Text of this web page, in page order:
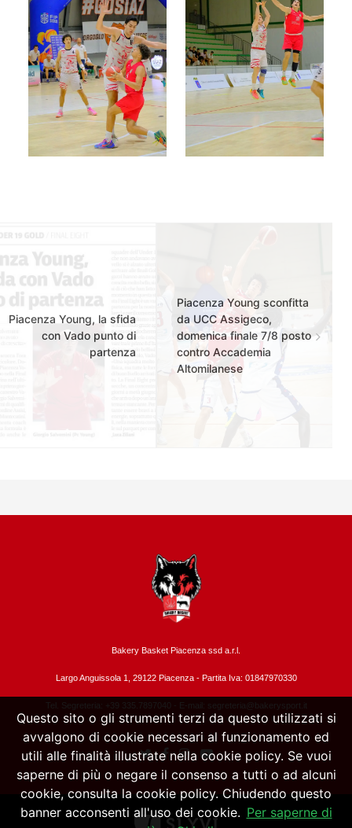
Piacenza Young, la sfida
con Vado punto di
partenza
Piacenza Young sconfitta
da UCC Assigeco,
domenica finale 7/8 posto
contro Accademia
Altomilanese
Bakery Basket Piacenza ssd a.r.l.
Largo Anguissola 1, 29122 Piacenza - Partita Iva: 01847970330
Tel. Segreteria: +39 335.7897040 - E-mail: segreteria@bakerysport.it
Questo sito o gli strumenti terzi da questo utilizzati si
avvalgono di cookie necessari al funzionamento ed
utili alle finalità illustrate nella cookie policy. Se vuoi
saperne di più o negare il consenso a tutti o ad alcuni
cookie, consulta la cookie policy. Chiudendo questo
banner acconsenti all'uso dei cookie. Per saperne di